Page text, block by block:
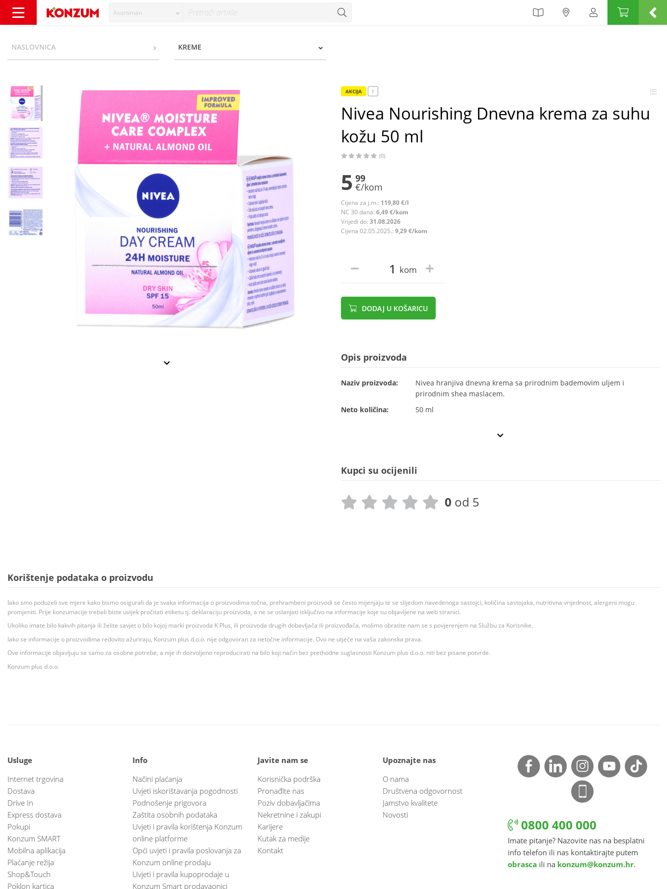
Asortiman
NASLOVNICA KREME
AKCIJA !
Nivea Nourishing Dnevna krema za suhu
kožu 50 ml
(0)
5 99
€/kom
Cijena za j.m.: 119,80 €/l
NC 30 dana: 6,49 €/kom
Vrijedi do: 31.08.2026
Cijena 02.05.2025.: 9,29 €/kom
kom
DODAJ U KOŠARICU
Opis proizvoda
Naziv proizvoda:
Nivea hranjiva dnevna krema sa prirodnim bademovim uljem i
prirodnim shea maslacem.
Neto količina:
50 ml
Kupci su ocijenili
0 od 5
Korištenje podataka o proizvodu
Iako smo poduzeli sve mjere kako bismo osigurali da je svaka informacija o proizvodima točna, prehrambeni proizvodi se često mijenjaju te se slijedom navedenoga sastojci, količina sastojaka, nutritivna vrijednost, alergeni mogu
promjeniti. Prije konzumacije trebali biste uvijek pročitati etiketu tj. deklaraciju proizvoda, a ne se oslanjati isključivo na informacije koje su objavljene na web stranici.
Ukoliko imate bilo kakvih pitanja ili želite savjet o bilo kojoj marki proizvoda K Plus, ili proizvoda drugih dobavljača ili proizvođača, molimo obratite nam se s povjerenjem na Službu za Korisnike.
Iako se informacije o proizvodima redovito ažuriraju, Konzum plus d.o.o. nije odgovoran za netočne informacije. Ovo ne utječe na vaša zakonska prava.
Ove informacije objavljuju se samo za osobne potrebe, a nije ih dozvoljeno reproducirati na bilo koji način bez prethodne suglasnosti Konzum plus d.o.o. niti bez pisane potvrde.
Konzum plus d.o.o.
Usluge
Internet trgovina
Dostava
Drive In
Express dostava
Pokupi
Konzum SMART
Mobilna aplikacija
Plaćanje režija
Shop&Touch
Poklon kartica
Info
Načini plaćanja
Uvjeti iskorištavanja pogodnosti
Podnošenje prigovora
Zaštita osobnih podataka
Uvjeti i pravila korištenja Konzum
online platforme
Opći uvjeti i pravila poslovanja za
Konzum online prodaju
Uvjeti i pravila kupoprodaje u
Konzum Smart prodavaonici
Javite nam se
Korisnička podrška
Pronađite nas
Poziv dobavljačima
Nekretnine i zakupi
Karijere
Kutak za medije
Kontakt
Upoznajte nas
O nama
Društvena odgovornost
Jamstvo kvalitete
Novosti
0800 400 000
Imate pitanje? Nazovite nas na besplatni
info telefon ili nas kontaktirajte putem
obrasca ili na konzum@konzum.hr.